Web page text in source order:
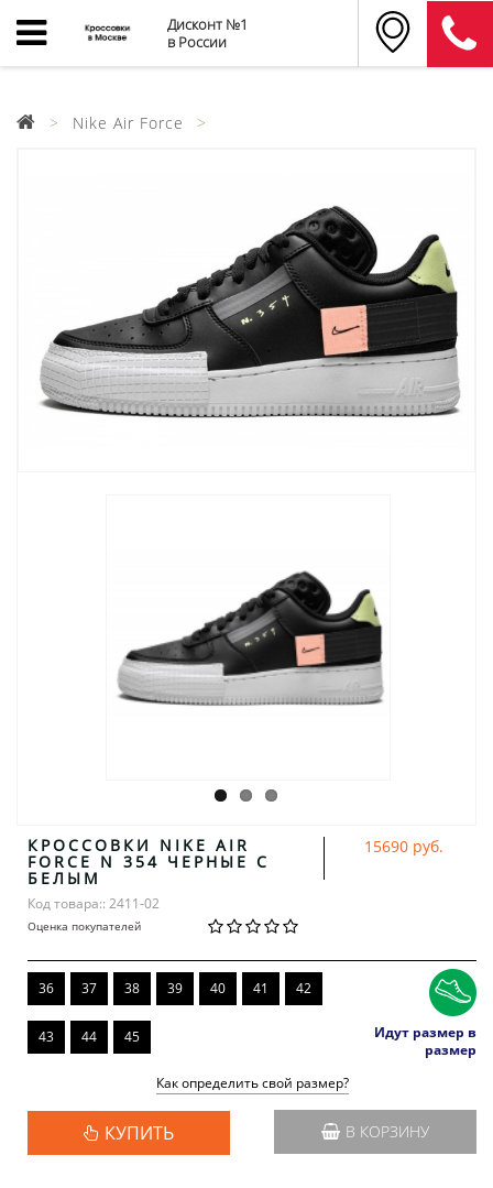
Дисконт №1
в России
Nike Air Force
КРОССОВКИ NIKE AIR
FORCE N 354 ЧЕРНЫЕ С
БЕЛЫМ
Код товара:: 2411-02
Оценка покупателей
15690 руб.
36 37 38 39 40 41 42
43 44 45
Идут размер в
размер
Как определить свой размер?
КУПИТЬ В КОРЗИНУ